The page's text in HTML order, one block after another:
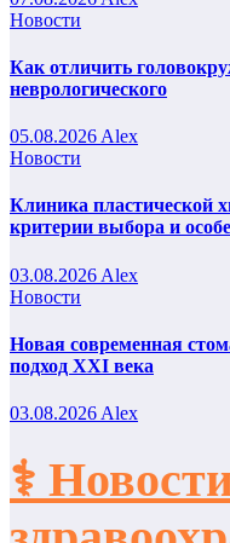
Новости
Как отличить
неврологического
05.08.2026 Alex
Новости
Клиника пластической
критерии выбора и
03.08.2026 Alex
Новости
Новая современная
подход XXI века
03.08.2026 Alex
⚕️